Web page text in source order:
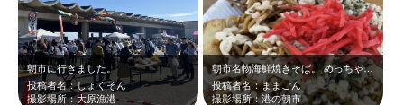
朝市に行きました。
投稿者名：しょくそん
撮影場所：大原漁港
朝市名物海鮮焼きそば。 めっちゃ並んだけどこれで600円はお得‼︎
投稿者名：ままごん
撮影場所：港の朝市